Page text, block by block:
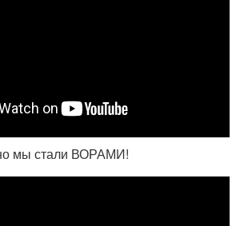
мы стали ВОРАМИ!